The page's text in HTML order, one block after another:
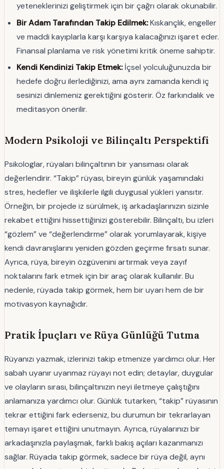
yeteneklerinizi geliştirmek için bir çağrı olarak okunabilir.
Bir Adam Tarafından Takip Edilmek:Kıskançlık, engeller
ve maddi kayıplarla karşı karşıya kalacağınızı işaret eder.
Finansal planlama ve risk yönetimi kritik öneme sahiptir.
Kendi Kendinizi Takip Etmek:İçsel yolculuğunuzda bir
hedefe doğru ilerlediğinizi, ama aynı zamanda kendi iç
sesinizi dinlemeniz gerektiğini gösterir. Öz farkındalık ve
meditasyon önerilir.
Modern Psikoloji ve Bilinçaltı Perspektifi
Psikologlar, rüyaları bilinçaltının bir yansıması olarak
değerlendirir. “Takip” rüyası, bireyin günlük yaşamındaki
stres, hedefler ve ilişkilerle ilgili duygusal yükleri yansıtır.
Örneğin, bir projede iz sürülmek, iş arkadaşlarınızın sizinle
rekabet ettiğini hissettiğinizi gösterebilir. Bilinçaltı, bu izleri
“gözlem” ve “değerlendirme” olarak yorumlayarak, kişiye
kendi davranışlarını yeniden gözden geçirme fırsatı sunar.
Ayrıca, rüya, bireyin özgüvenini artırmak veya zayıf
noktalarını fark etmek için bir araç olarak kullanılır. Bu
nedenle, rüyada takip görmek, hem bir uyarı hem de bir
motivasyon kaynağıdır.
Pratik İpuçları ve Rüya Günlüğü Tutma
Rüyanızı yazmak, izlerinizi takip etmenize yardımcı olur. Her
sabah uyanır uyanmaz rüyayı not edin; detaylar, duygular
ve olayların sırası, bilinçaltınızın neyi iletmeye çalıştığını
anlamanıza yardımcı olur. Günlük tutarken, “takip” rüyasının
tekrar ettiğini fark ederseniz, bu durumun bir tekrarlayan
temayı işaret ettiğini unutmayın. Ayrıca, rüyalarınızı bir
arkadaşınızla paylaşmak, farklı bakış açıları kazanmanızı
sağlar. Rüyada takip görmek, sadece bir rüya değil, aynı